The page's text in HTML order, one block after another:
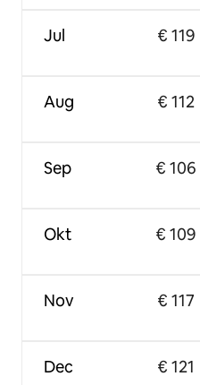
Jul
Aug
Sep
Okt
Nov
Dec
€ 119
€ 112
€ 106
€ 109
€ 117
€ 121